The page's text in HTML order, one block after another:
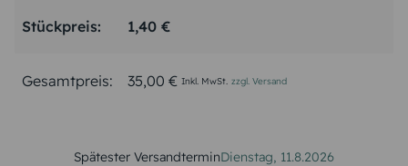
Stückpreis: 1,40 €
Gesamtpreis: 35,00 € Inkl. MwSt. zzgl. Versand
Spätester VersandterminDienstag, 11.8.2026